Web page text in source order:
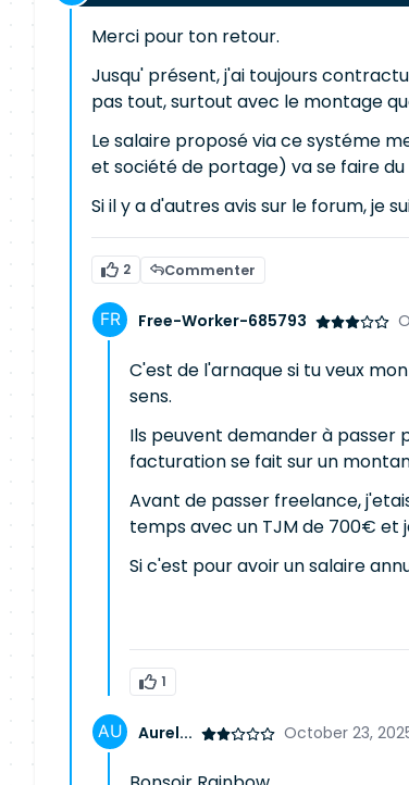
Merci pour ton retour.
Jusqu' présent, j'ai toujours
pas tout, surtout avec le montage
Le salaire proposé via ce systéme
et société de portage) va se faire
Si il y a d'autres avis sur le forum, je
2 Commenter
Free-Worker-685793
C'est de l'arnaque si tu veux
sens.
Ils peuvent demander à passer
facturation se fait sur un
Avant de passer freelance,
temps avec un TJM de 700€ et
Si c'est pour avoir un salaire
1
Aurel... October 23,